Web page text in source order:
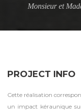
Monsieur et
PROJECT INFO
Cette réalisation
un impact kéraunique